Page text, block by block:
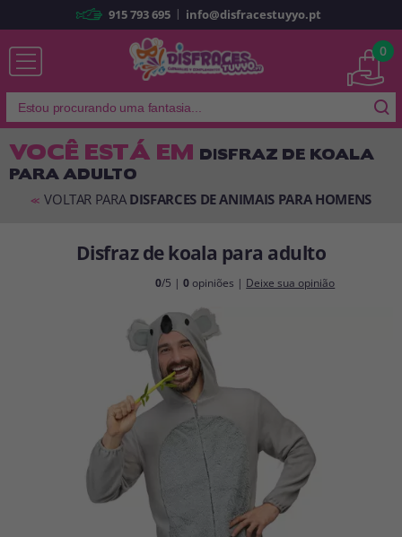
Já sou cliente
Lembrar-me Esqueceu sua senha?
É a minha primeira vez
Sou novo
Ao criar uma conta em disfracestuyyo.pt
compras rapidamente em nossa loja virtual, verificar o status de seus
pedidos e consultar suas operações anteriores.
Vá em frente! Estávamos esperando por você.
CRIAR CONTA
915 793 695 | info@disfracestuyyo.pt
0
VOCÊ ESTÁ EM DISFRAZ DE KOALA
PARA ADULTO
<< VOLTAR PARA DISFARCES DE ANIMAIS PARA HOMENS
Disfraz de koala para adulto
0/5 |0 opiniões | Deixe sua opinião